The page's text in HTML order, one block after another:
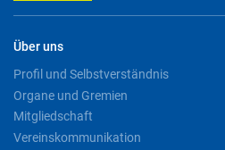
Über uns
Profil und Selbstverständnis
Organe und Gremien
Mitgliedschaft
Vereinskommunikation